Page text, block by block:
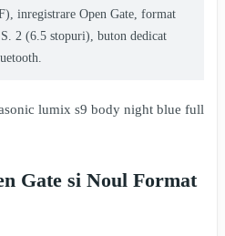
inregistrare Open Gate, format
2 (6.5 stopuri), buton dedicat
Gate si Noul Format